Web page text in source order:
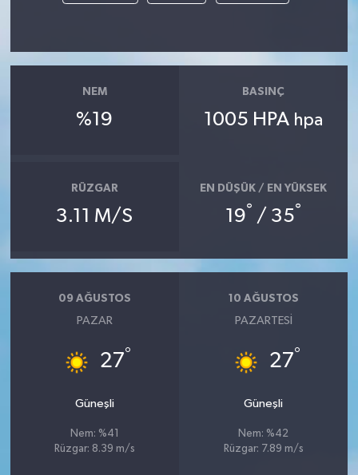
NEM
%19
BASINÇ
1005 HPA hpa
RÜZGAR
3.11 M/S
EN DÜŞÜK / EN YÜKSEK
19° / 35°
09 AĞUSTOS
PAZAR
27°
Güneşli
Nem: %41
Rüzgar: 8.39 m/s
10 AĞUSTOS
PAZARTESI
27°
Güneşli
Nem: %42
Rüzgar: 7.89 m/s